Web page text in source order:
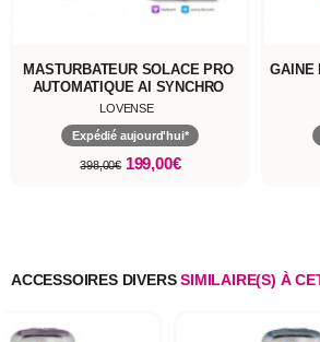
MASTURBATEUR SOLACE PRO
AUTOMATIQUE AI SYNCHRO
LOVENSE
Expédié aujourd'hui*
398,00€ 199,00€
GAINE
ACCESSOIRES DIVERSSIMILAIRE(S) À